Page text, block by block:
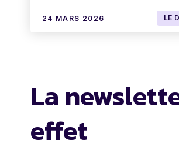
24 MARS 2026 LE
La
effet